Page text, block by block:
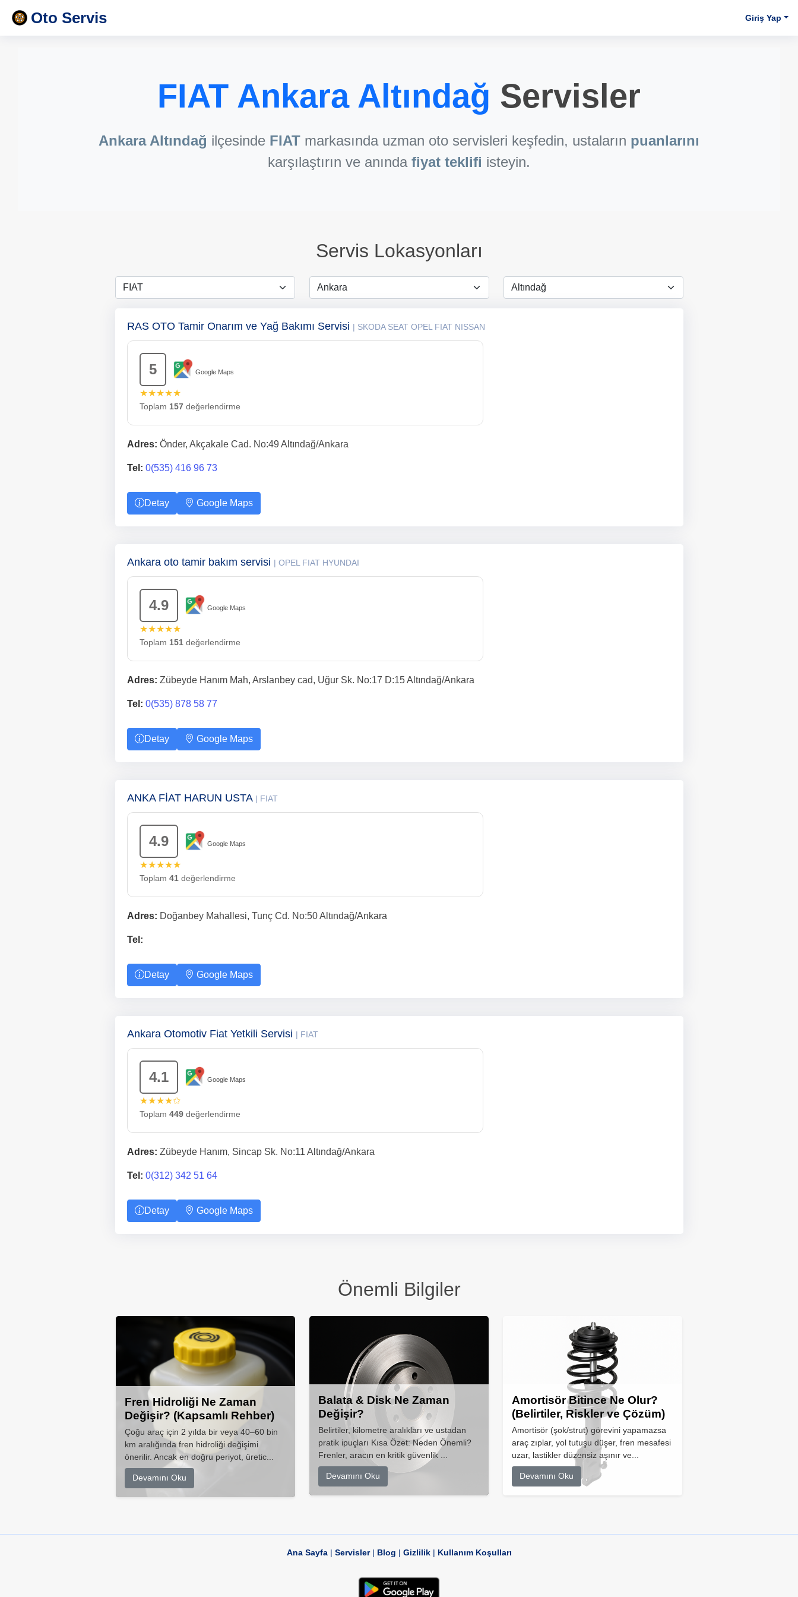
Oto Servis Giriş Yap
FIAT Ankara Altındağ Servisler
Ankara Altındağ ilçesinde FIAT markasında uzman oto servisleri keşfedin, ustaların puanlarını
karşılaştırın ve anında fiyat teklifi isteyin.
Servis Lokasyonları
RAS OTO Tamir Onarım ve Yağ Bakımı Servisi | SKODA SEAT OPEL FIAT NISSAN
5 Google Maps
★★★★★
Toplam 157değerlendirme
Adres: Önder, Akçakale Cad. No:49 Altındağ/Ankara
Tel: 0(535) 416 96 73
Detay Google Maps
Ankara oto tamir bakım servisi | OPEL FIAT HYUNDAI
4.9 Google Maps
★★★★★
Toplam 151değerlendirme
Adres: Zübeyde Hanım Mah, Arslanbey cad, Uğur Sk. No:17 D:15 Altındağ/Ankara
Tel: 0(535) 878 58 77
Detay Google Maps
ANKA FİAT HARUN USTA | FIAT
4.9 Google Maps
★★★★★
Toplam 41değerlendirme
Adres: Doğanbey Mahallesi, Tunç Cd. No:50 Altındağ/Ankara
Tel:
Detay Google Maps
Ankara Otomotiv Fiat Yetkili Servisi | FIAT
4.1 Google Maps
★★★★✩
Toplam 449değerlendirme
Adres: Zübeyde Hanım, Sincap Sk. No:11 Altındağ/Ankara
Tel: 0(312) 342 51 64
Detay Google Maps
Önemli Bilgiler
Fren Hidroliği Ne Zaman
Değişir? (Kapsamlı Rehber)
Çoğu araç için 2 yılda bir veya 40–60 bin
km aralığında fren hidroliği değişimi
önerilir. Ancak en doğru periyot, üretic...
Devamını Oku
Balata & Disk Ne Zaman
Değişir?
Belirtiler, kilometre aralıkları ve ustadan
pratik ipuçları Kısa Özet: Neden Önemli?
Frenler, aracın en kritik güvenlik ...
Devamını Oku
Amortisör Bitince Ne Olur?
(Belirtiler, Riskler ve Çözüm)
Amortisör (şok/strut) görevini yapamazsa
araç zıplar, yol tutuşu düşer, fren mesafesi
uzar, lastikler düzensiz aşınır ve...
Devamını Oku
Ana Sayfa| Servisler| Blog | Gizlilik| Kullanım Koşulları